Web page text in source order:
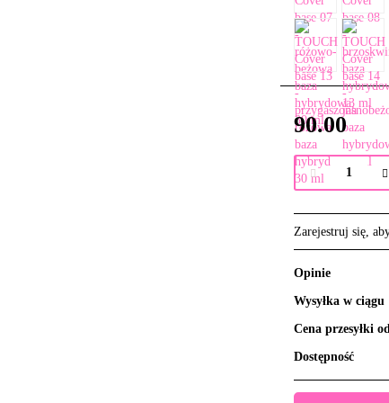
90.00
Zarejestruj się,
Opinie
Wysyłka w ciągu
Cena przesyłki
Dostępność